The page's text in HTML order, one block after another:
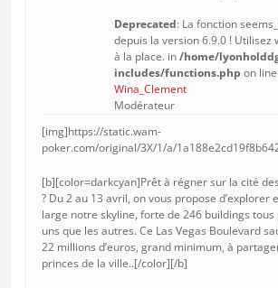
Deprecated: La fonction
depuis la version 6.9.0 ! Utilisez
à la place. in/home/
includes/functions.php on line
Wina_Clement
Modérateur
[img]https://static.wam-
poker.com/original/3X/1/a/
[b][color=darkcyan]Prêt à régner sur la cité
? Du 2 au 13 avril, on vous propose d’explorer
large notre skyline, forte de 246 buildings tous
uns que les autres. Ce Las Vegas Boulevard
22 millions d’euros, grand minimum, à
princes de la ville..[/color][/b]